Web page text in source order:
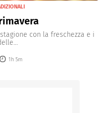
con la freschezza e i
1h 5m